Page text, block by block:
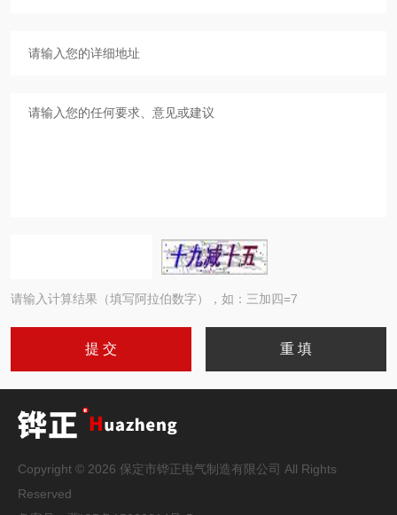
请输入计算结果（填写阿拉伯数字），如：三加四=7
Copyright © 2026 保定市铧正电气制造有限公司 All Rights
Reserved